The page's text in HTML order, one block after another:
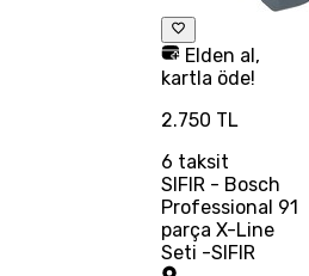
Elden al,
kartla öde!
2.750 TL
6 taksit
SIFIR - Bosch
Professional 91
parça X-Line
Seti -SIFIR